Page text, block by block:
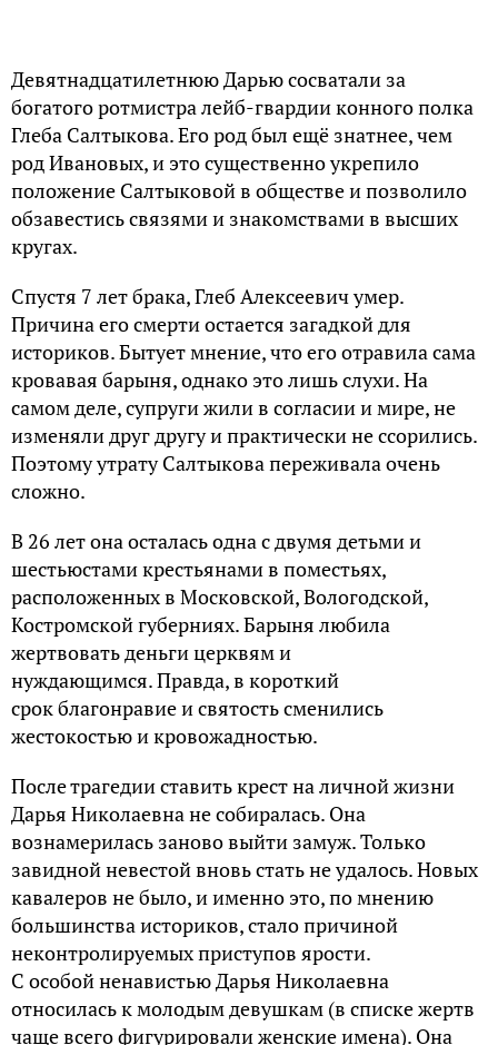
Девятнадцатилетнюю Дарью сосватали за
богатого ротмистра лейб-гвардии конного полка
Глеба Салтыкова. Его род был ещё знатнее, чем
род Ивановых, и это существенно укрепило
положение Салтыковой в обществе и позволило
обзавестись связями и знакомствами в высших
кругах.
Спустя 7 лет брака, Глеб Алексеевич умер.
Причина его смерти остается загадкой для
историков. Бытует мнение, что его отравила сама
кровавая барыня, однако это лишь слухи. На
самом деле, супруги жили в согласии и мире, не
изменяли друг другу и практически не ссорились.
Поэтому утрату Салтыкова переживала очень
сложно.
В 26 лет она осталась одна с двумя детьми и
шестьюстами крестьянами в поместьях,
расположенных в Московской, Вологодской,
Костромской губерниях. Барыня любила
жертвовать деньги церквям и
нуждающимся. Правда, в короткий
срок благонравие и святость сменились
жестокостью и кровожадностью.
После трагедии ставить крест на личной жизни
Дарья Николаевна не собиралась. Она
вознамерилась заново выйти замуж. Только
завидной невестой вновь стать не удалось. Новых
кавалеров не было, и именно это, по мнению
большинства историков, стало причиной
неконтролируемых приступов ярости.
С особой ненавистью Дарья Николаевна
относилась к молодым девушкам (в списке жертв
чаще всего фигурировали женские имена). Она